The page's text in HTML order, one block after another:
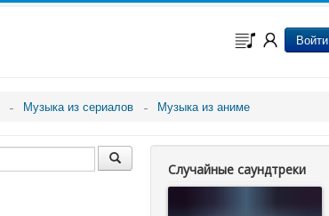
Войти
Музыка из сериалов Музыка из аниме
Случайные саундтреки